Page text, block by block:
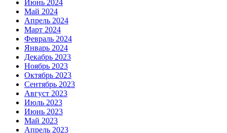
Июнь 2024
Май 2024
Апрель 2024
Март 2024
Февраль 2024
Январь 2024
Декабрь 2023
Ноябрь 2023
Октябрь 2023
Сентябрь 2023
Август 2023
Июль 2023
Июнь 2023
Май 2023
Апрель 2023